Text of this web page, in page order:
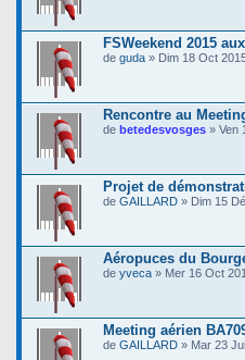
FSWeekend 2015
de guda » Dim 18 Oct
Rencontre au
de betedesvosges » Ven
Projet de
de GAILLARD » Dim 15
Aéropuces du
de yveca » Mer 16 Oct
Meeting aérien
de GAILLARD » Mar 23